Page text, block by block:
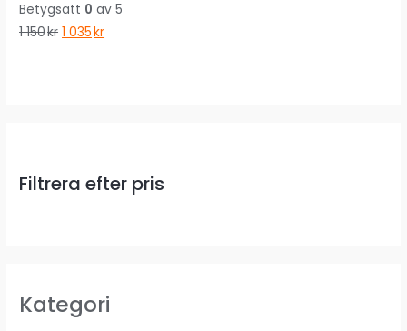
Filtrera efter pris
Kategori
Betygsatt 0 av 5
1 150kr Det
1 035krDet